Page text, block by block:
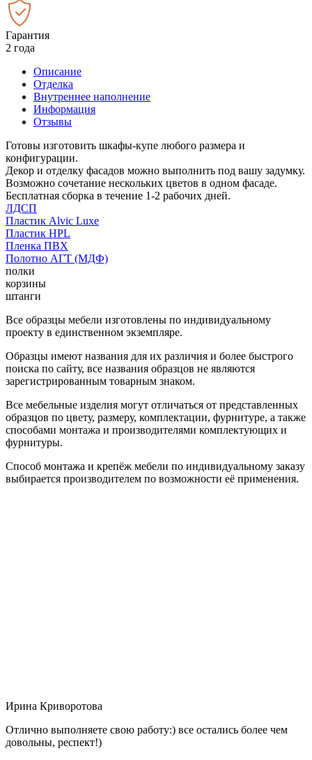
Гарантия
2 года
Описание
Отделка
Внутреннее наполнение
Информация
Отзывы
Готовы изготовить шкафы-купе любого размера и
конфигурации.
Декор и отделку фасадов можно выполнить под вашу задумку.
Возможно сочетание нескольких цветов в одном фасаде.
Бесплатная сборка в течение 1-2 рабочих дней.
ЛДСП
Пластик Alvic Luxe
Пластик HPL
Пленка ПВХ
Полотно АГТ (МДФ)
полки
корзины
штанги
Все образцы мебели изготовлены по индивидуальному
проекту в единственном экземпляре.
Образцы имеют названия для их различия и более быстрого
поиска по сайту, все названия образцов не являются
зарегистрированным товарным знаком.
Все мебельные изделия могут отличаться от представленных
образцов по цвету, размеру, комплектации, фурнитуре, а также
способами монтажа и производителями комплектующих и
фурнитуры.
Способ монтажа и крепёж мебели по индивидуальному заказу
выбирается производителем по возможности её применения.
Ирина Криворотова
Отлично выполняете свою работу:) все остались более чем
довольны, респект!)